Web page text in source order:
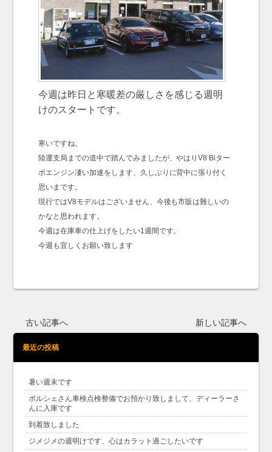
今週は昨日と寒暖差の厳しさを感じる週明
けのスタートです。
寒いですね。
陸運支局までの道中で踏んでみましたが、やはりV8 Biター
ボエンジン凄い加速をします、久しぶりに背中に張り付く
思いまです。
現行ではV8モデルはございません、今後も市販は難しいの
かなと思われます。
今週は在庫車の仕上げをしたい1週間です。
今週も宜しくお願い致します
古い記事へ 新しい記事へ
最近の投稿
暑い週末です
ポルシェさん車検点検整備でお預かり致しまして、ディーラーさ
んに入庫です
到着致しました
ジメジメの週明けです、心はカラット過ごしたいです